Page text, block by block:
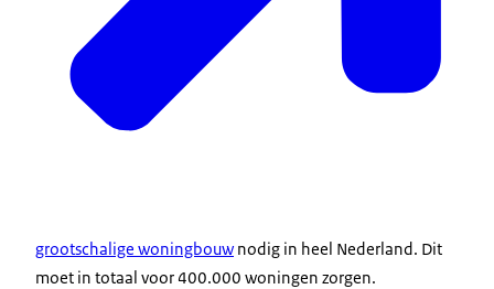
grootschalige woningbouw nodig in heel Nederland. Dit
moet in totaal voor 400.000 woningen zorgen.